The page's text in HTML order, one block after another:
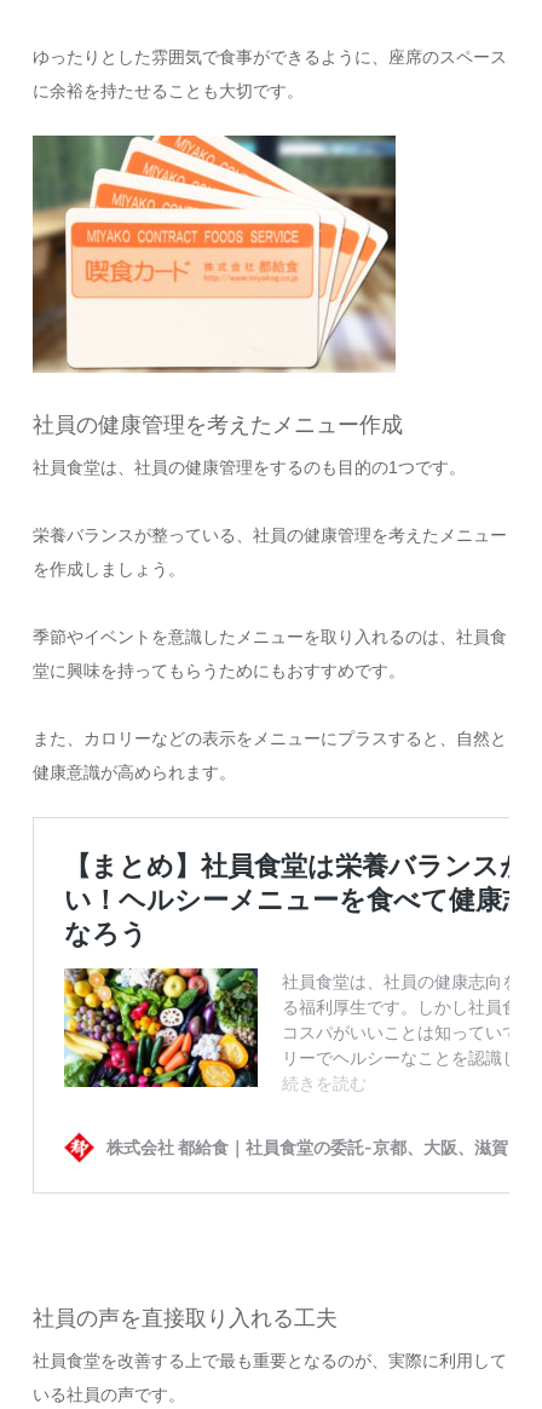
ゆったりとした雰囲気で食事ができるように、座席のスペース
に余裕を持たせることも大切です。
社員の健康管理を考えたメニュー作成
社員食堂は、社員の健康管理をするのも目的の1つです。
栄養バランスが整っている、社員の健康管理を考えたメニュー
を作成しましょう。
季節やイベントを意識したメニューを取り入れるのは、社員食
堂に興味を持ってもらうためにもおすすめです。
また、カロリーなどの表示をメニューにプラスすると、自然と
健康意識が高められます。
社員の声を直接取り入れる工夫
社員食堂を改善する上で最も重要となるのが、実際に利用して
いる社員の声です。